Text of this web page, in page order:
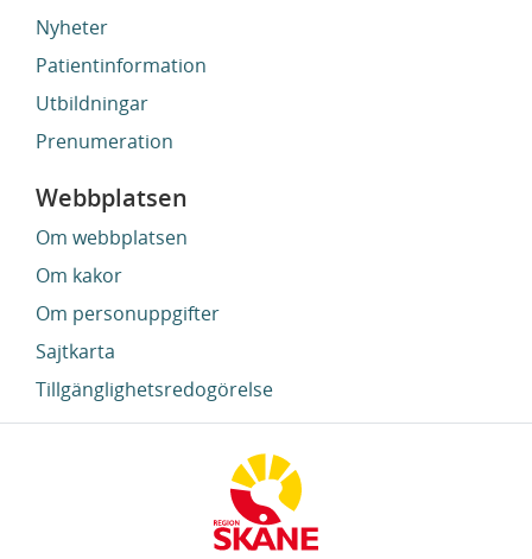
Nyheter
Patientinformation
Utbildningar
Prenumeration
Webbplatsen
Om webbplatsen
Om kakor
Om personuppgifter
Sajtkarta
Tillgänglighetsredogörelse